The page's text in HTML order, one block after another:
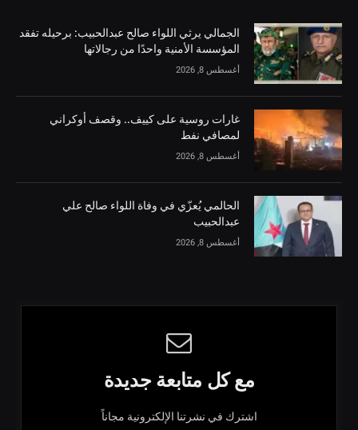
الجمالي يرثي اللواء صالح عبدالحبيب: برحيله تفقد
المؤسسة الأمنية واحدًا من رجالاتها
أغسطس 8, 2026
غارات روسية على كييف.. وقصف أوكراني
لمصافي نفط
أغسطس 8, 2026
الحالمي يُعزّي في وفاة اللواء صالح علي
عبدالحبيب
أغسطس 8, 2026
مع كل متابعة جديدة
اشترك في نشرتنا الإلكترونية مجاناً